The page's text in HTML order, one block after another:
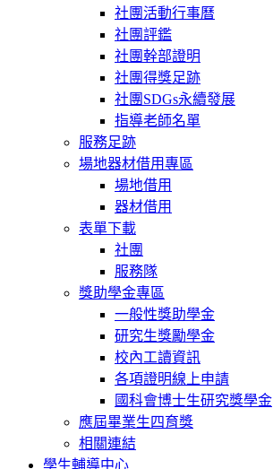
社團活動行事曆
社團評鑑
社團幹部證明
社團得獎足跡
社團SDGs永續發展
指導老師名單
服務足跡
場地器材借用專區
場地借用
器材借用
表單下載
社團
服務隊
獎助學金專區
一般性獎助學金
研究生獎勵學金
校內工讀資訊
各項證明線上申請
國科會博士生研究獎學金
應屆畢業生四育獎
相關連結
學生輔導中心